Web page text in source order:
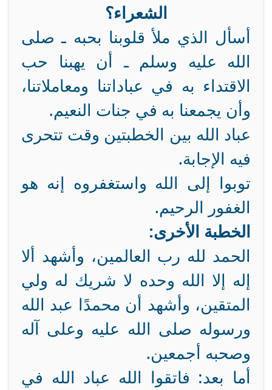
الشعراء؟
أسأل الذي ملأ قلوبنا بحبه ـ صلى
الله عليه وسلم ـ أن يهبنا حب
الاقتداء به في عباداتنا ومعاملاتنا،
وأن يجمعنا به في جنات النعيم.
عباد الله بين الخطبتين وقت تتحرى
فيه الإجابة.
توبوا إلى الله واستغفروه إنه هو
الغفور الرحيم.
الخطبة الأخرى:
الحمد لله رب العالمين، وأشهد ألا
إله إلا الله وحده لا شريك له ولي
المتقين، وأشهد أن محمدًا عبد الله
ورسوله صلى الله عليه وعلى آله
وصحبه أجمعين.
أما بعد: فاتقوا الله عباد الله في